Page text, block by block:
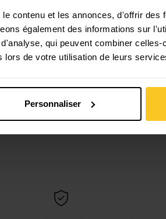
contenu et les annonces, d'offrir des
également des informations sur
qui peuvent combiner
de votre utilisation de leurs
Personnaliser